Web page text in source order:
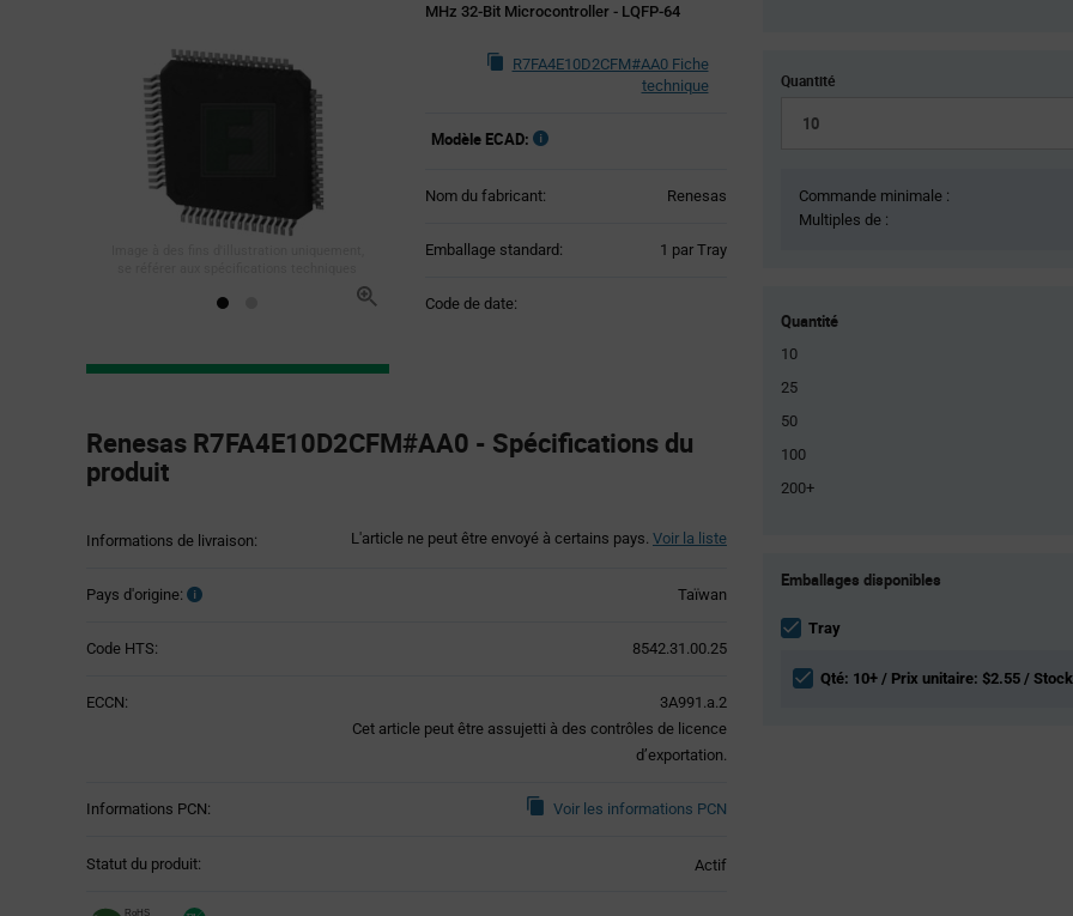
MHz 32-Bit Microcontroller - LQFP-64
R7FA4E10D2CFM#AA0 Fiche
technique
Modèle ECAD:
Nom du fabricant: Renesas
Emballage standard: 1 par Tray
Code de date:
Specification
Section
Renesas R7FA4E10D2CFM#AA0 - Spécifications du
produit
Informations de livraison: L'article ne peut être envoyé à certains pays. Voir la liste
Pays d'origine: Taïwan
Code HTS: 8542.31.00.25
ECCN:
3A991.a.2
Cet article peut être assujetti à des contrôles de licence
d’exportation.
Informations PCN: Voir les informations PCN
Statut du produit: Actif
Quantité
Commande minimale :
Multiples de :
Quantité
10
25
50
100
200+
Variant
section
Emballages disponibles
Tray
Qté: 10+ / Prix unitaire: $2.55 /